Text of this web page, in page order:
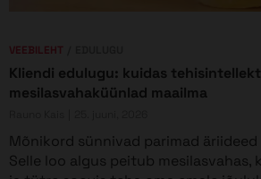
VEEBILEHT
Kliendi edulugu: kuidas
mesilasvahaküünlad maailma
Mõnikord sünnivad parimad
Selle loo algus peitub mesilasvahas,